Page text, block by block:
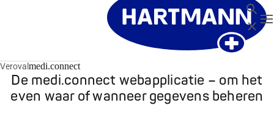
Zoeken
Sluit
Veroval medi.connect
De medi.connect webapplicatie – om het
even waar of wanneer gegevens beheren